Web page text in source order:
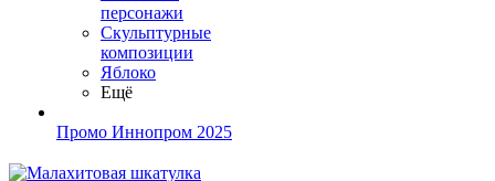
персонажи
Скульптурные
композиции
Яблоко
Ещё
Промо Иннопром 2025